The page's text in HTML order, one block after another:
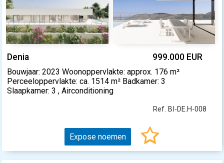
Denia 999.000 EUR
Bouwjaar: 2023 Woonoppervlakte: approx. 176 m²
Perceeloppervlakte: ca. 1514 m² Badkamer: 3
Slaapkamer: 3 , Airconditioning
Ref. BI-DE.H-008
Expose noemen